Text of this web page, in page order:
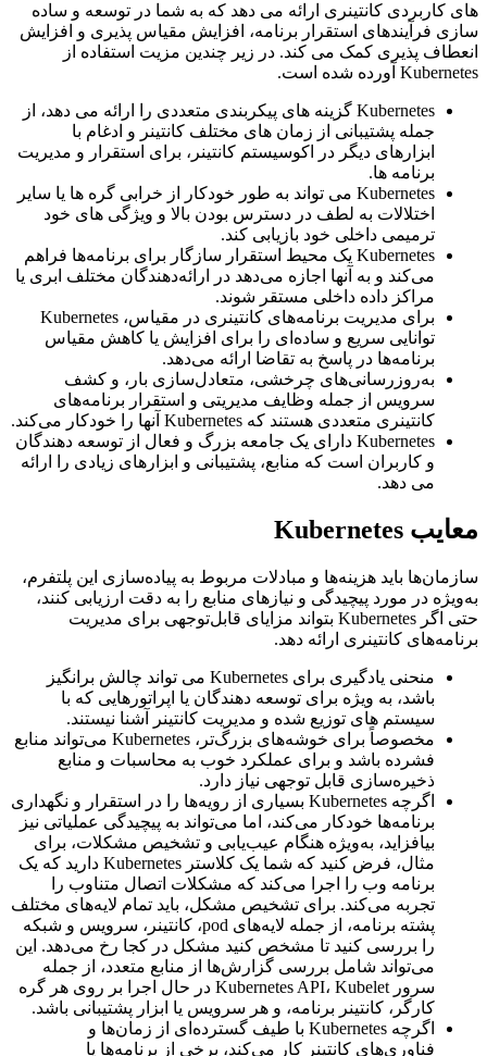
های کاربردی کانتینری ارائه می دهد که به شما در توسعه و ساده
سازی فرآیندهای استقرار برنامه، افزایش مقیاس پذیری و افزایش
انعطاف پذیری کمک می کند. در زیر چندین مزیت استفاده از
Kubernetes آورده شده است.
Kubernetes گزینه های پیکربندی متعددی را ارائه می دهد، از
جمله پشتیبانی از زمان های مختلف کانتینر و ادغام با
ابزارهای دیگر در اکوسیستم کانتینر، برای استقرار و مدیریت
برنامه ها.
Kubernetes می تواند به طور خودکار از خرابی گره ها یا سایر
اختلالات به لطف در دسترس بودن بالا و ویژگی های خود
ترمیمی داخلی خود بازیابی کند.
Kubernetes یک محیط استقرار سازگار برای برنامه‌ها فراهم
می‌کند و به آنها اجازه می‌دهد در ارائه‌دهندگان مختلف ابری یا
مراکز داده داخلی مستقر شوند.
برای مدیریت برنامه‌های کانتینری در مقیاس، Kubernetes
توانایی سریع و ساده‌ای را برای افزایش یا کاهش مقیاس
برنامه‌ها در پاسخ به تقاضا ارائه می‌دهد.
به‌روزرسانی‌های چرخشی، متعادل‌سازی بار، و کشف
سرویس از جمله وظایف مدیریتی و استقرار برنامه‌های
کانتینری متعددی هستند که Kubernetes آنها را خودکار می‌کند.
Kubernetes دارای یک جامعه بزرگ و فعال از توسعه دهندگان
و کاربران است که منابع، پشتیبانی و ابزارهای زیادی را ارائه
می دهد.
معایب Kubernetes
سازمان‌ها باید هزینه‌ها و مبادلات مربوط به پیاده‌سازی این پلتفرم،
به‌ویژه در مورد پیچیدگی و نیازهای منابع را به دقت ارزیابی کنند،
حتی اگر Kubernetes بتواند مزایای قابل‌توجهی برای مدیریت
برنامه‌های کانتینری ارائه دهد.
منحنی یادگیری برای Kubernetes می تواند چالش برانگیز
باشد، به ویژه برای توسعه دهندگان یا اپراتورهایی که با
سیستم های توزیع شده و مدیریت کانتینر آشنا نیستند.
مخصوصاً برای خوشه‌های بزرگ‌تر، Kubernetes می‌تواند منابع
فشرده باشد و برای عملکرد خوب به محاسبات و منابع
ذخیره‌سازی قابل توجهی نیاز دارد.
اگرچه Kubernetes بسیاری از رویه‌ها را در استقرار و نگهداری
برنامه‌ها خودکار می‌کند، اما می‌تواند به پیچیدگی عملیاتی نیز
بیافزاید، به‌ویژه هنگام عیب‌یابی و تشخیص مشکلات، برای
مثال، فرض کنید که شما یک کلاستر Kubernetes دارید که یک
برنامه وب را اجرا می‌کند که مشکلات اتصال متناوب را
تجربه می‌کند. برای تشخیص مشکل، باید تمام لایه‌های مختلف
پشته برنامه، از جمله لایه‌های pod، کانتینر، سرویس و شبکه
را بررسی کنید تا مشخص کنید مشکل در کجا رخ می‌دهد. این
می‌تواند شامل بررسی گزارش‌ها از منابع متعدد، از جمله
سرور Kubernetes API، Kubelet در حال اجرا بر روی هر گره
کارگر، کانتینر برنامه، و هر سرویس یا ابزار پشتیبانی باشد.
اگرچه Kubernetes با طیف گسترده‌ای از زمان‌ها و
فناوری‌های کانتینر کار می‌کند، برخی از برنامه‌ها یا